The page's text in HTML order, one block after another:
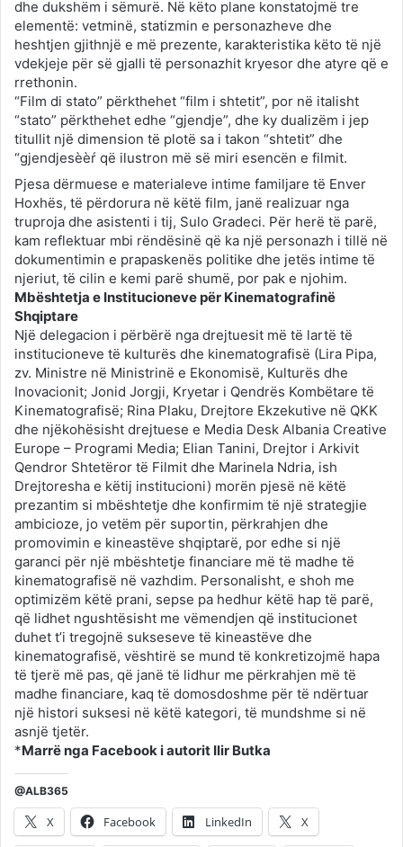
dhe dukshëm i sëmurë. Në këto plane konstatojmë tre
elementë: vetminë, statizmin e personazheve dhe
heshtjen gjithnjë e më prezente, karakteristika këto të një
vdekjeje për së gjalli të personazhit kryesor dhe atyre që e
rrethonin.
“Film di stato” përkthehet “film i shtetit”, por në italisht
“stato” përkthehet edhe “gjendje”, dhe ky dualizëm i jep
titullit një dimension të plotë sa i takon “shtetit” dhe
“gjendjesèèŕ që ilustron më së miri esencën e filmit.
Pjesa dërmuese e materialeve intime familjare të Enver
Hoxhës, të përdorura në këtë film, janë realizuar nga
truproja dhe asistenti i tij, Sulo Gradeci. Për herë të parë,
kam reflektuar mbi rëndësinë që ka një personazh i tillë në
dokumentimin e prapaskenës politike dhe jetës intime të
njeriut, të cilin e kemi parë shumë, por pak e njohim.
Mbështetja e Institucioneve për Kinematografinë
Shqiptare
Një delegacion i përbërë nga drejtuesit më të lartë të
institucioneve të kulturës dhe kinematografisë (Lira Pipa,
zv. Ministre në Ministrinë e Ekonomisë, Kulturës dhe
Inovacionit; Jonid Jorgji, Kryetar i Qendrës Kombëtare të
Kinematografisë; Rina Plaku, Drejtore Ekzekutive në QKK
dhe njëkohësisht drejtuese e Media Desk Albania Creative
Europe – Programi Media; Elian Tanini, Drejtor i Arkivit
Qendror Shtetëror të Filmit dhe Marinela Ndria, ish
Drejtoresha e këtij institucioni) morën pjesë në këtë
prezantim si mbështetje dhe konfirmim të një strategjie
ambicioze, jo vetëm për suportin, përkrahjen dhe
promovimin e kineastëve shqiptarë, por edhe si një
garanci për një mbështetje financiare më të madhe të
kinematografisë në vazhdim. Personalisht, e shoh me
optimizëm këtë prani, sepse pa hedhur këtë hap të parë,
që lidhet ngushtësisht me vëmendjen që institucionet
duhet t’i tregojnë sukseseve të kineastëve dhe
kinematografisë, vështirë se mund të konkretizojmë hapa
të tjerë më pas, që janë të lidhur me përkrahjen më të
madhe financiare, kaq të domosdoshme për të ndërtuar
një histori suksesi në këtë kategori, të mundshme si në
asnjë tjetër.
*Marrë nga Facebook i autorit Ilir Butka
@ALB365
X Facebook LinkedIn X